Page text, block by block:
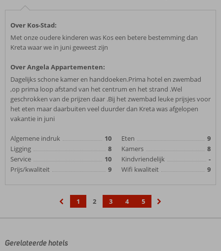
Over Kos-Stad:
Met onze oudere kinderen was Kos een betere bestemming dan
Kreta waar we in juni geweest zijn
Over Angela Appartementen:
Dagelijks schone kamer en handdoeken.Prima hotel en zwembad
,op prima loop afstand van het centrum en het strand .Wel
geschrokken van de prijzen daar .Bij het zwembad leuke prijsjes voor
het eten maar daarbuiten veel duurder dan Kreta was afgelopen
vakantie in juni
Algemene indruk
10
Ligging
8
Service
10
Prijs/kwaliteit
9
Eten
9
Kamers
8
Kindvriendelijk
-
Wifi kwaliteit
9
1 2 3 4
5
Gerelateerde hotels